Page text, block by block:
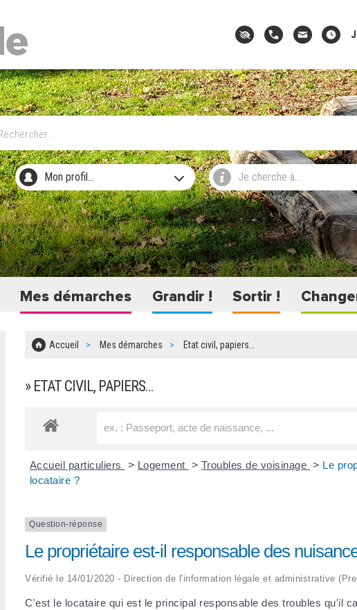
Mon profil... Je cherche à...
Mes démarches Grandir ! Sortir !
Accueil Mes démarches Etat civil, papiers…
» ETAT CIVIL, PAPIERS…
Accueil particuliers > Logement > Troubles de voisinage > Le
locataire ?
Question-réponse
Le propriétaire est-il responsable des
Vérifié le 14/01/2020 - Direction de l'information légale et administrative
C'est le locataire qui est le principal responsable des troubles qu'il